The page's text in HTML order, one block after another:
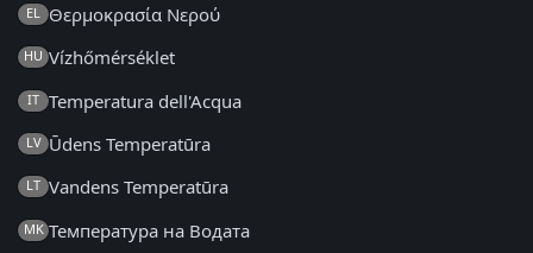
EL Θερμοκρασία Νερού
HU Vízhőmérséklet
IT Temperatura dell'Acqua
LV Ūdens Temperatūra
LT Vandens Temperatūra
MK Температура на Водата